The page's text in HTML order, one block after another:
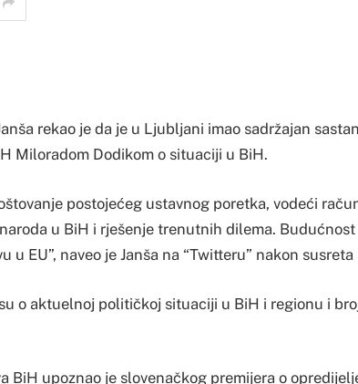
rekao je da je u Ljubljani imao sadržajan
Miloradom Dodikom o situaciji u BiH.
postojećeg ustavnog poretka, vodeći
u BiH i rješenje trenutnih dilema.
u EU”, naveo je Janša na “Twitteru” nakon susreta
o aktuelnoj političkoj situaciji u BiH i regionu i
BiH upoznao je slovenačkog premijera o